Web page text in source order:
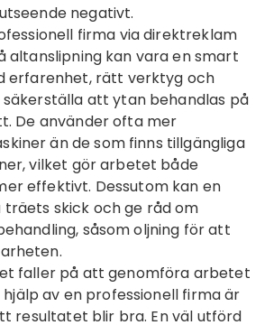
negativt.
firma viadirektreklam
altanslipning kan vara en smart
erfarenhet, rätt verktyg och
att ytan behandlas på
De använder ofta mer
än de som finns tillgängliga
vilket gör arbetet både
effektivt. Dessutom kan en
skick och ge råd om
såsom oljning för att
faller på att genomföra arbetet
av en professionell firma är
resultatet blir bra. En väl utförd